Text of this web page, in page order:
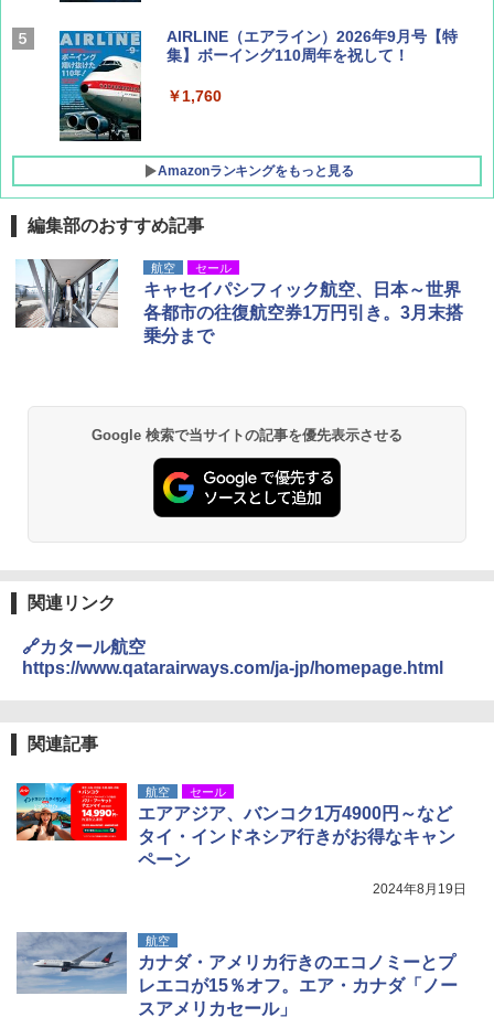
AIRLINE（エアライン）2026年9月号【特
集】ボーイング110周年を祝して！
￥1,760
Amazonランキングをもっと見る
D40 地球の歩き方 チェンマイ タイ北部の魅
力的な町 2026～2027 地球の歩き方D アジア
￥2,079
￥2,479
地球の歩き方 スター・ウォーズ
A26 地球の歩き方 チェコ ポーランド スロヴ
新しい日本地理 地図・統計・移動から読み
解く (講談社現代新書)
[キャンパーズコレクション 山善] ポップアッ
プテント 傘みたいに広げて畳める パッとサ
ッとサンシェード キューブ フルクローズ メ
ッシュ 簡単設置 ワンタッチテント キャンプ
&ハイキング カーキ PATC-150(KH)
PYKES PEAK (パイクスピーク) 着替えテン
ト プライバシー テント 【中が透けない】 1
人用 折りたたみ 防災グッズ 災害用トイレ ビ
ーチ ピクニック ポップアップテント 携帯 簡
易 トイレテント (ブラック)
500002(88859)
ーティング フルクローズ メッシュ 3-4人用
簡単設置 ポップアップテント エクルベージ
ュ(BC仕様) PATC-150B(EB)
[キャンパーズコレクション 山善] 傘みたいに
広げるだけ パッとサッとテント キューブワ
イドプラス ブラックコーティング フルクロ
ーズ メッシュ 5人用 簡単設置 ポップアップ
テント PATCW-200B エクルベージュ
BUNDOK(バンドック)ソロ ドーム 1 EX BDK
-08EX カーキ ソロキャンプ ポリエステル フ
レーム テント
￥14,800
GRANDOOR ステンレス保冷剤 2個セット 2
コンパクト 保冷力長持ち
￥2,980
DEWEL パラソル 大型 ビーチ アウトドアパ
関の購入実績 登山・キャンプ・アウトドア・
防災用品 長期保存可能 緊急時用 日本国内発
送
着替えテント トイレテント 透けない【換気
通気窓付き】収納袋付き UVカット 防水 防災
コンパクト iimono117 (ブルー)
￥3,080
編集部のおすすめ記事
航空 セール
キャセイパシフィック航空、日本～世界
各都市の往復航空券1万円引き。3月末搭
乗分まで
Google 検索で当サイトの記事を優先表示させる
関連リンク
🔗カタール航空
https://www.qatarairways.com/ja-jp/homepage.html
関連記事
航空 セール
エアアジア、バンコク1万4900円～など
タイ・インドネシア行きがお得なキャン
ペーン
2024年8月19日
航空
カナダ・アメリカ行きのエコノミーとプ
レエコが15％オフ。エア・カナダ「ノー
スアメリカセール」